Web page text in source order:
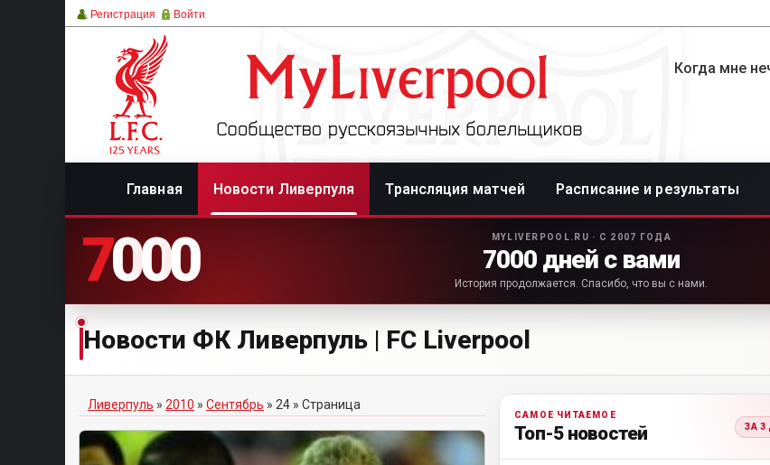
Регистрация Войти
Когда мне
Главная Новости Ливерпуля Трансляция матчей Расписание и результаты
7000 MYLIVERPOOL.RU · С 2007 ГОДА
7000 дней с вами
История продолжается. Спасибо, что вы с нами.
Новости ФК Ливерпуль | FC Liverpool
Ливерпуль » 2010 » Сентябрь » 24 » Страница
САМОЕ ЧИТАЕМОЕ
Топ-5 новостей ЗА 3